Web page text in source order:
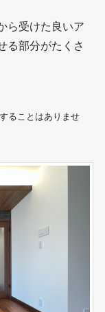
ら受けた良いア
る部分がたくさ
ることはありませ